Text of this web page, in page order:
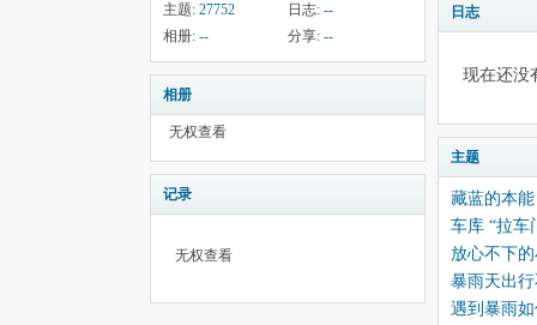
主题: 27752 日志: --
相册: -- 分享: --
相册
无权查看
记录
无权查看
日志
现在还没
主题
藏蓝的本能
车库 “拉车
放心不下
暴雨天出
遇到暴雨